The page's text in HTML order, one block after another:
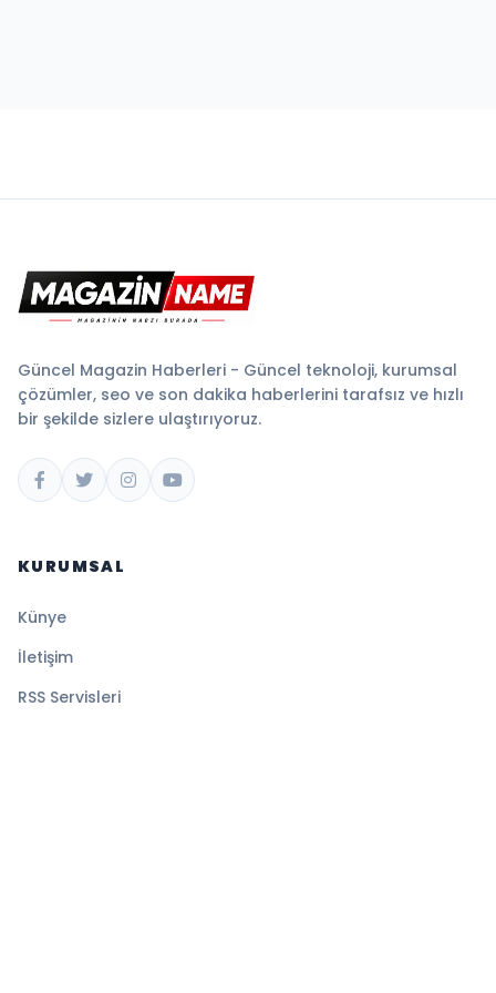
Güncel Magazin Haberleri - Güncel teknoloji, kurumsal
çözümler, seo ve son dakika haberlerini tarafsız ve hızlı
bir şekilde sizlere ulaştırıyoruz.
KURUMSAL
Künye
İletişim
RSS Servisleri